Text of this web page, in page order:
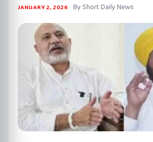
JANUARY 2, 2026 By Short Daily News